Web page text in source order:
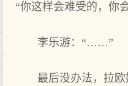
“你这样会难受的，你
李乐游：“……”
最后没办法，拉